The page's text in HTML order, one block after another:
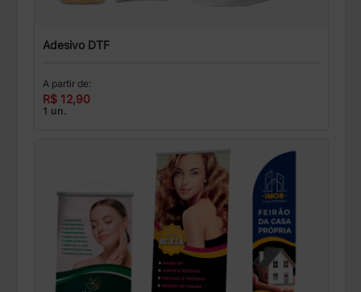
Adesivo DTF
A partir de:
R$ 12,90
1 un.